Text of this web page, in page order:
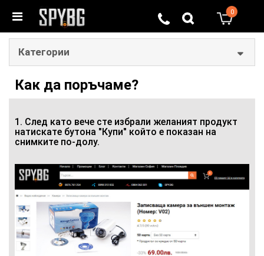
0
Категории
Как да поръчаме?
1. След като вече сте избрали желаният продукт
натискате бутона "Купи" който е показан на
снимките по-долу.